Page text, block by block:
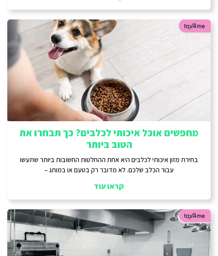
מחפשים אוכל איכותי לכלבים? כך תבחרו את
הטוב ביותר
בחירת מזון איכותי לכלבים היא אחת ההחלטות החשובות ביותר שתעשו
עבור הכלב שלכם. לא מדובר רק בטעם או במותג –
קראו עוד